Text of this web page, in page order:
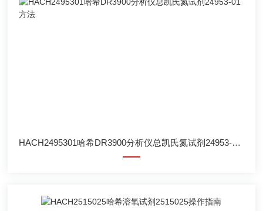
HACH2495301哈希DR3900分析仪总凯氏氮试剂24953-01方法